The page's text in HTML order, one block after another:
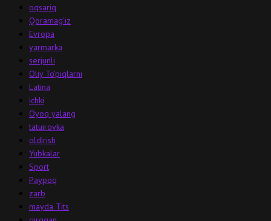
oqsariq
Qoramag'iz
Evropa
yarmarka
serjunli
Oliy To'piqlarni
Latina
ichki
Oyoq yalang
tatuirovka
oldirish
Yubkalar
Sport
Paypoq
zarb
mayda Tits